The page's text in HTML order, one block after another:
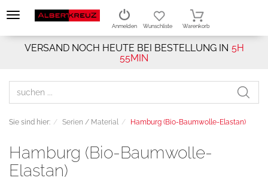
VERSAND NOCH HEUTE BEI BESTELLUNG IN 5H
55MIN
Anmelden Wunschliste Warenkorb
Sie sind hier: Serien / Material Hamburg (Bio-Baumwolle-Elastan)
Hamburg (Bio-Baumwolle-
Elastan)